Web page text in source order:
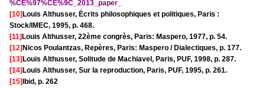
%CE%97%CE%9C_2013_paper_
[10] Louis Althusser, Écrits philosophiques et politiques, Paris :
Stock/IMEC, 1995, p. 468.
[11] Louis Althusser, 22ème congrès, Paris: Maspero, 1977, p. 54.
[12] Nicos Poulantzas, Repères, Paris: Maspero / Dialectiques, p. 177.
[13] Louis Althusser, Solitude de Machiavel, Paris, PUF, 1998, p. 287.
[14] Louis Althusser, Sur la reproduction, Paris, PUF, 1995, p. 261.
[15] Ibid, p. 262